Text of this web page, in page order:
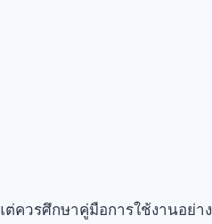
ควรศึกษาคู่มือการใช้งานอย่าง